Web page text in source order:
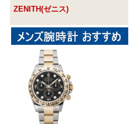
ZENITH(ゼニス)